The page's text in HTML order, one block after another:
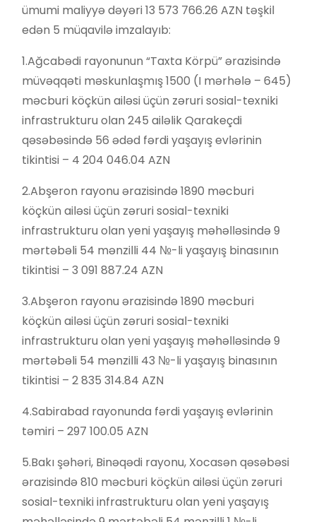
ümumi maliyyə dəyəri 13 573 766.26 AZN təşkil
edən 5 müqavilə imzalayıb:
1.Ağcabədi rayonunun “Taxta Körpü” ərazisində
müvəqqəti məskunlaşmış 1500 (I mərhələ – 645)
məcburi köçkün ailəsi üçün zəruri sosial-texniki
infrastrukturu olan 245 ailəlik Qarakeçdi
qəsəbəsində 56 ədəd fərdi yaşayış evlərinin
tikintisi – 4 204 046.04 AZN
2.Abşeron rayonu ərazisində 1890 məcburi
köçkün ailəsi üçün zəruri sosial-texniki
infrastrukturu olan yeni yaşayış məhəlləsində 9
mərtəbəli 54 mənzilli 44 №-li yaşayış binasının
tikintisi – 3 091 887.24 AZN
3.Abşeron rayonu ərazisində 1890 məcburi
köçkün ailəsi üçün zəruri sosial-texniki
infrastrukturu olan yeni yaşayış məhəlləsində 9
mərtəbəli 54 mənzilli 43 №-li yaşayış binasının
tikintisi – 2 835 314.84 AZN
4.Sabirabad rayonunda fərdi yaşayış evlərinin
təmiri – 297 100.05 AZN
5.Bakı şəhəri, Binəqədi rayonu, Xocasən qəsəbəsi
ərazisində 810 məcburi köçkün ailəsi üçün zəruri
sosial-texniki infrastrukturu olan yeni yaşayış